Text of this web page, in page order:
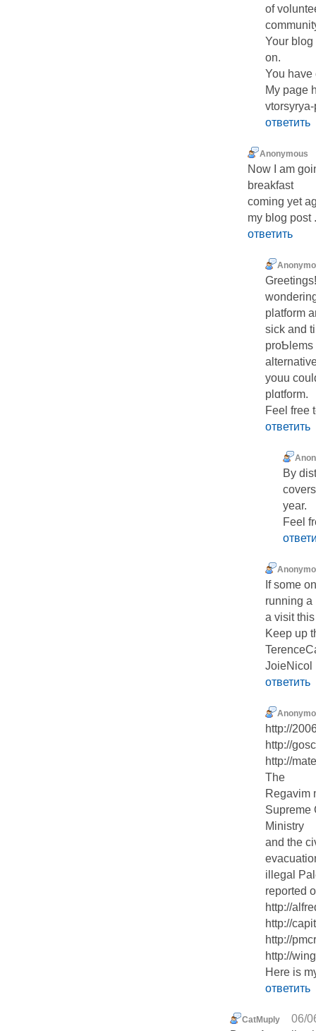
of
Your
on.
You have
My page
ответить
Anonymous
Now I am
breakfast
coming yet
my blog post
ответить
platform
sick and
proƄlems
youu
plɑtform.
Feel free
ответить
By
year.
Feel
If some
running a
a visit
Keep up
JoieNicol
ответить
http://
http://
http://
The
Regavim
Supreme
Ministry
and the
illegal
reported
http://
http://
http://
http://
Here is
ответить
CatMuply
06/